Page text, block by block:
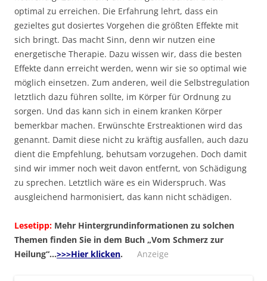
optimal zu erreichen. Die Erfahrung lehrt, dass ein
gezieltes gut dosiertes Vorgehen die größten Effekte mit
sich bringt. Das macht Sinn, denn wir nutzen eine
energetische Therapie. Dazu wissen wir, dass die besten
Effekte dann erreicht werden, wenn wir sie so optimal wie
möglich einsetzen. Zum anderen, weil die Selbstregulation
letztlich dazu führen sollte, im Körper für Ordnung zu
sorgen. Und das kann sich in einem kranken Körper
bemerkbar machen. Erwünschte Erstreaktionen wird das
genannt. Damit diese nicht zu kräftig ausfallen, auch dazu
dient die Empfehlung, behutsam vorzugehen. Doch damit
sind wir immer noch weit davon entfernt, von Schädigung
zu sprechen. Letztlich wäre es ein Widerspruch. Was
ausgleichend harmonisiert, das kann nicht schädigen.
Lesetipp: Mehr Hintergrundinformationen zu solchen
Themen finden Sie in dem Buch „Vom Schmerz zur
Heilung“…>>>Hier klicken. Anzeige